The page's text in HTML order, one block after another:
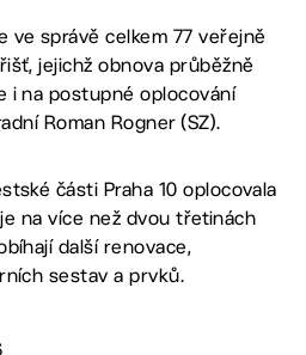
ve správě celkem 77 veřejně
jejichž obnova průběžně
i na postupné oplocování
Roman Rogner (SZ).
části Praha 10 oplocovala
na více než dvou třetinách
další renovace,
sestav a prvků.